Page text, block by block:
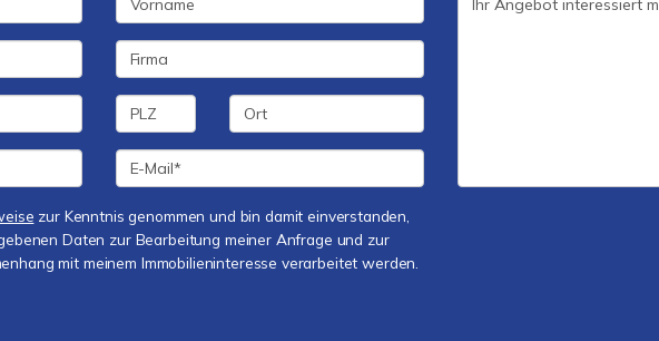
zur Kenntnis genommen und bin damit einverstanden,
Daten zur Bearbeitung meiner Anfrage und zur
mit meinem Immobilieninteresse verarbeitet werden.